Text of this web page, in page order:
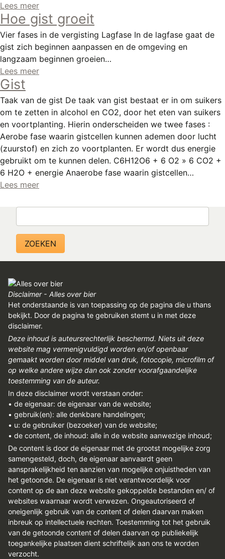
Lees meer
Hoe gist groeit
Vier fases in de vergisting Lagfase In de lagfase gaat de
gist zich beginnen aanpassen en de omgeving en
langzaam beginnen groeien…
Lees meer
Gist
Taak van de gist De taak van gist bestaat er in om suikers
om te zetten in alcohol en CO2, door het eten van suikers
en voortplanting. Hierin onderscheiden we twee fases :
Aerobe fase waarin gistcellen kunnen ademen door lucht
(zuurstof) en zich zo voortplanten. Er wordt dus energie
gebruikt om te kunnen delen. C6H12O6 + 6 O2 » 6 CO2 +
6 H2O + energie Anaerobe fase waarin gistcellen…
Lees meer
Disclaimer - Alles over bier
Het onderstaande is van toepassing op de pagina die u thans
bekijkt. Door de pagina te gebruiken stemt u in met deze
disclaimer.
Deze inhoud is auteursrechterlijk beschermd. Niets uit deze
website mag vermenigvuldigd worden en/of openbaar
gemaakt worden door middel van druk, fotocopie, microfilm of
op welke andere wijze dan ook zonder voorafgaandelijke
toestemming van de auteur.
In deze disclaimer wordt verstaan onder:
• de eigenaar: de eigenaar van de website;
• gebruik(en): alle denkbare handelingen;
• u: de gebruiker (bezoeker) van de website;
• de content, de inhoud: alle in de website aanwezige inhoud;
De content is door de eigenaar met de grootst mogelijke zorg
samengesteld, doch, de eigenaar aanvaardt geen
aansprakelijkheid ten aanzien van mogelijke onjuistheden van
het getoonde. De eigenaar is niet verantwoordelijk voor
content op de aan deze website gekoppelde bestanden en/ of
websites waarnaar wordt verwezen. Ongeautoriseerd of
oneigenlijk gebruik van de content of delen daarvan maken
inbreuk op intellectuele rechten. Toestemming tot het gebruik
van de getoonde content of delen daarvan op publiekelijk
toegankelijke plaatsen dient schriftelijk aan ons te worden
verzocht.